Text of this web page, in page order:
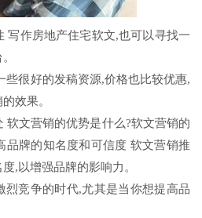
写作房地产住宅软文,也可以寻找一
些很好的发稿资源,价格也比较优惠,
效果。
软文营销的优势是什么?软文营销的
品牌的知名度和可信度 软文营销推
,以增强品牌的影响力。
烈竞争的时代,尤其是当你想提高品